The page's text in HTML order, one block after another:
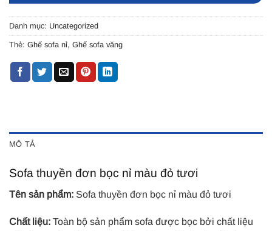
Danh mục: Uncategorized
Thẻ: Ghế sofa nỉ, Ghế sofa văng
MÔ TẢ
Sofa thuyền đơn bọc nỉ màu đỏ tươi
Tên sản phẩm: Sofa thuyền đơn bọc nỉ màu đỏ tươi
Chất liệu: Toàn bộ sản phẩm sofa được bọc bởi chất liệu